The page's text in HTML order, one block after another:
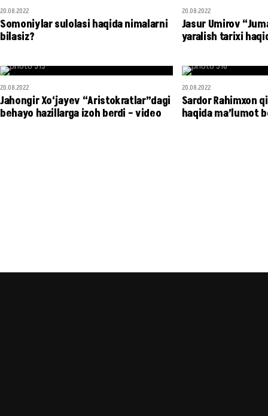
20.08.2022
Somoniylar sulolasi haqida nimalarni
bilasiz?
20.08.2022
Jasur Umirov
yaralish tarixi
20.08.2022
Jahongir Xo‘jayev “Aristokratlar”dagi
behayo hazillarga izoh berdi – video
20.08.2022
Sardor Rahimxon
haqida ma’lumot